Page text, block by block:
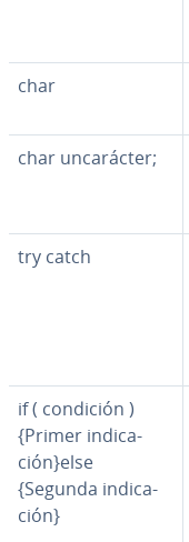
char
char un­ca­rá­c­ter;
try catch
if ( condición )
{Primer in­di­ca­
ción}else
{Segunda in­di­ca­
ción}